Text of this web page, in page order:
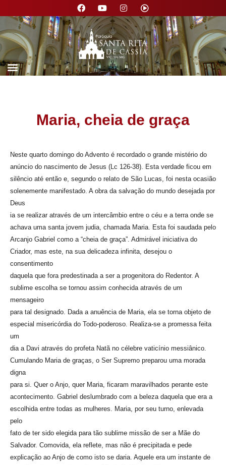
Maria, cheia de graça
Neste quarto domingo do Advento é recordado o grande mistério do
anúncio do nascimento de Jesus (Lc 126-38). Esta verdade ficou em
silêncio até então e, segundo o relato de São Lucas, foi nesta ocasião
solenemente manifestado. A obra da salvação do mundo desejada por
Deus
ia se realizar através de um intercâmbio entre o céu e a terra onde se
achava uma santa jovem judia, chamada Maria. Esta foi saudada pelo
Arcanjo Gabriel como a “cheia de graça”. Admirável iniciativa do
Criador, mas este, na sua delicadeza infinita, desejou o
consentimento
daquela que fora predestinada a ser a progenitora do Redentor. A
sublime escolha se tornou assim conhecida através de um
mensageiro
para tal designado. Dada a anuência de Maria, ela se torna objeto de
especial misericórdia do Todo-poderoso. Realiza-se a promessa feita
um
dia a Davi através do profeta Natã no célebre vaticínio messiânico.
Cumulando Maria de graças, o Ser Supremo preparou uma morada
digna
para si. Quer o Anjo, quer Maria, ficaram maravilhados perante este
acontecimento. Gabriel deslumbrado com a beleza daquela que era a
escolhida entre todas as mulheres. Maria, por seu turno, enlevada
pelo
fato de ter sido elegida para tão sublime missão de ser a Mãe do
Salvador. Comovida, ela reflete, mas não é precipitada e pede
explicação ao Anjo de como isto se daria. Aquele era um instante de